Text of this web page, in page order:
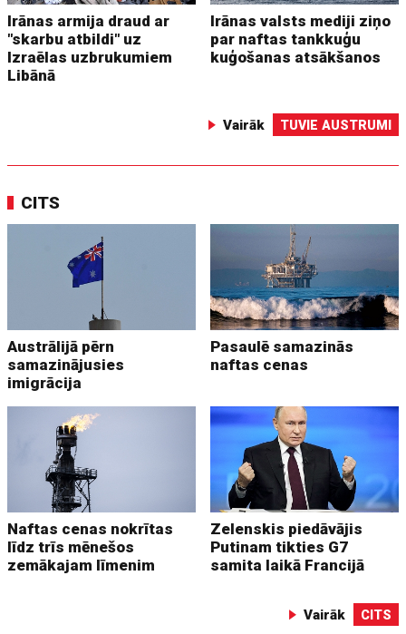
Irānas armija draud ar
"skarbu atbildi" uz
Izraēlas uzbrukumiem
Libānā
Irānas valsts mediji ziņo
par naftas tankkuģu
kuģošanas atsākšanos
Vairāk TUVIE AUSTRUMI
CITS
Austrālijā pērn
samazinājusies
imigrācija
Pasaulē samazinās
naftas cenas
Naftas cenas nokrītas
līdz trīs mēnešos
zemākajam līmenim
Zelenskis piedāvājis
Putinam tikties G7
samita laikā Francijā
Vairāk CITS